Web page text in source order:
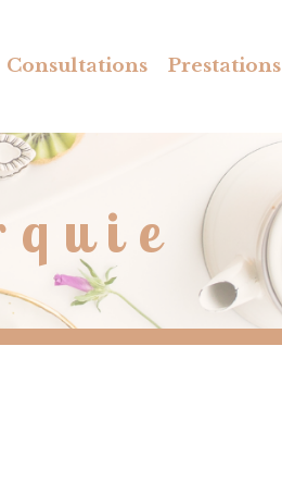
Consultations Prestations